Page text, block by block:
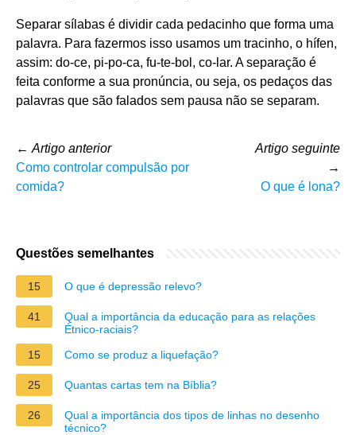
Separar sílabas é dividir cada pedacinho que forma uma
palavra. Para fazermos isso usamos um tracinho, o hífen,
assim: do-ce, pi-po-ca, fu-te-bol, co-lar. A separação é
feita conforme a sua pronúncia, ou seja, os pedaços das
palavras que são falados sem pausa não se separam.
← Artigo anterior
Como controlar compulsão por
comida?
Artigo seguinte
→
O que é lona?
Questões semelhantes
15 O que é depressão relevo?
41
Qual a importância da educação para as relações
Étnico-raciais?
15
Como se produz a liquefação?
25 Quantas cartas tem na Bíblia?
26
Qual a importância dos tipos de linhas no desenho
técnico?